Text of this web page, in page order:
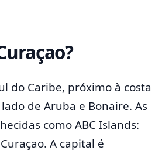
do Caribe, próximo à costa
de Aruba e Bonaire. As
como ABC Islands:
A capital é